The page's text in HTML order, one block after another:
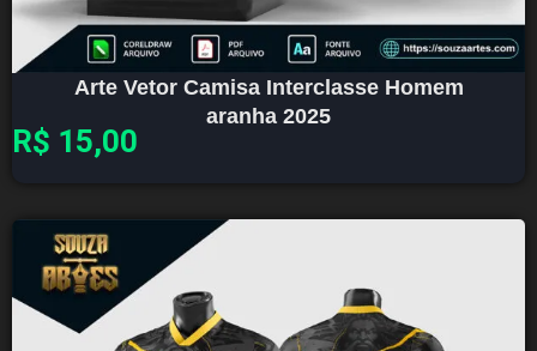
Arte Vetor Camisa Interclasse Homem
aranha 2025
R$ 15,00